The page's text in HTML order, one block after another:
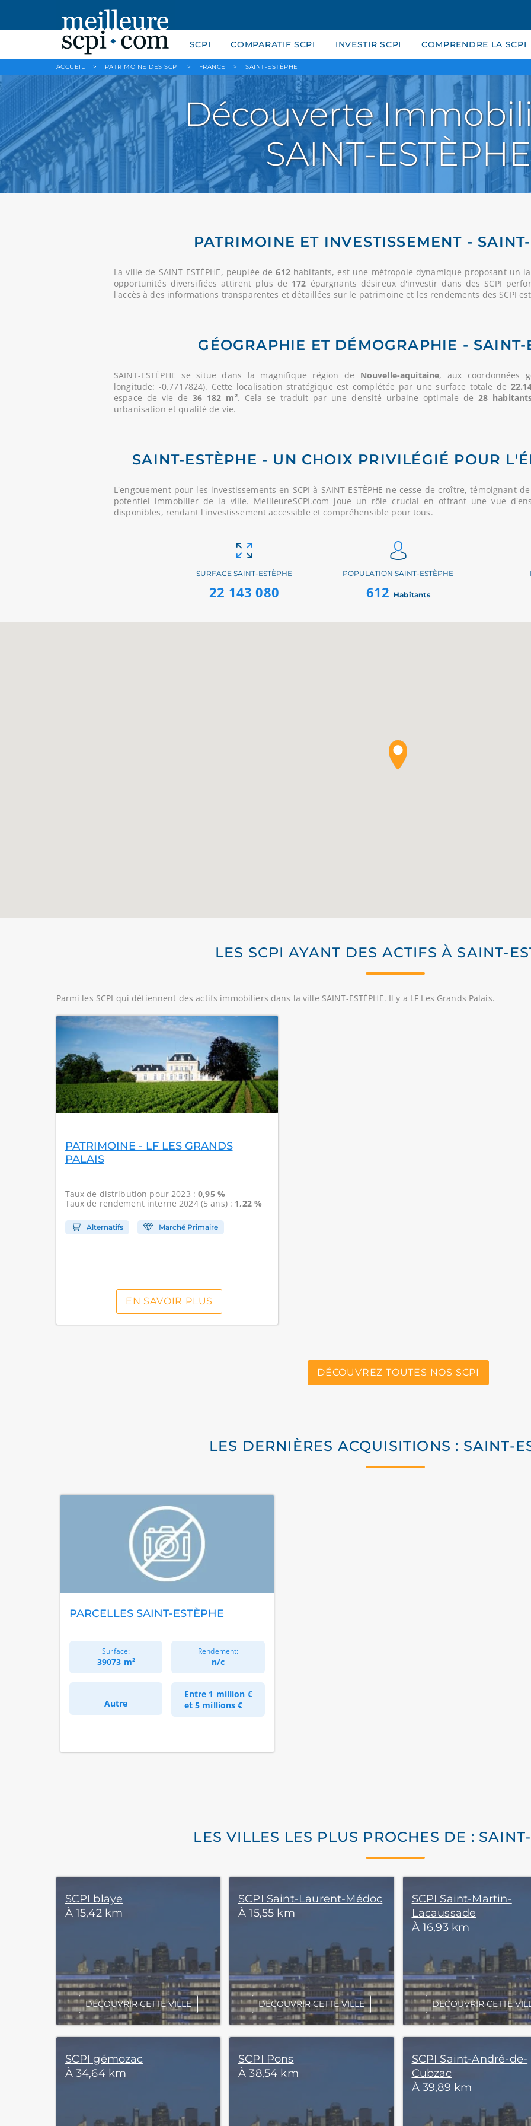
SCPI COMPARATIF SCPI INVESTIR SCPI COMPRENDRE LA SCPI
ACCUEIL > PATRIMOINE DES SCPI > FRANCE > SAINT-ESTÈPHE
Découverte
SAINT-ESTÈPHE
PATRIMOINE ET INVESTISSEMENT -
La ville de SAINT-ESTÈPHE, peuplée de612habitants, est une métropole dynamique proposant un
opportunités diversifiées attirent plus de 172 épargnants désireux d'investir dans des SCPI
l'accès à des informations transparentes et détaillées sur le patrimoine et les rendements des SCPI
GÉOGRAPHIE ET DÉMOGRAPHIE - SAINT-
SAINT-ESTÈPHE se situe dans la magnifique région de Nouvelle-aquitaine, aux coordonnées
longitude: -0.7717824). Cette localisation stratégique est complétée par une surface totale de
espace de vie de36 182 m². Cela se traduit par une densité urbaine optimale de28
urbanisation et qualité de vie.
SAINT-ESTÈPHE - UN CHOIX PRIVILÉGIÉ POUR
L'engouement pour les investissements en SCPI à SAINT-ESTÈPHE ne cesse de croître, témoignant
potentiel immobilier de la ville. MeilleureSCPI.com joue un rôle crucial en offrant une vue
disponibles, rendant l'investissement accessible et compréhensible pour tous.
SURFACE SAINT-ESTÈPHE
22 143 080
POPULATION SAINT-ESTÈPHE
612 Habitants
LES SCPI AYANT DES ACTIFS À SAINT-
Parmi les SCPI qui détiennent des actifs immobiliers dans la ville SAINT-ESTÈPHE. Il y a LF Les Grands Palais.
PATRIMOINE - LF LES GRANDS
PALAIS
Taux de distribution pour 2023 :0,95 %
Taux de rendement interne2024 (5 ans) : 1,22 %
Alternatifs Marché Primaire
EN SAVOIR PLUS
DÉCOUVREZ TOUTES NOS SCPI
LES DERNIÈRES ACQUISITIONS : SAINT-
PARCELLES SAINT-ESTÈPHE
Surface:
39073 m²
Rendement:
n/c
Autre
Entre 1 million €
et 5 millions €
LES VILLES LES PLUS PROCHES DE :
SCPI blaye
À 15,42 km
DÉCOUVRIR CETTE VILLE
SCPI Saint-Laurent-Médoc
À 15,55 km
DÉCOUVRIR CETTE VILLE
SCPI Saint-Martin-
Lacaussade
À 16,93 km
DÉCOUVRIR CETTE
SCPI gémozac
À 34,64 km
SCPI Pons
À 38,54 km
SCPI Saint-André-de-
Cubzac
À 39,89 km